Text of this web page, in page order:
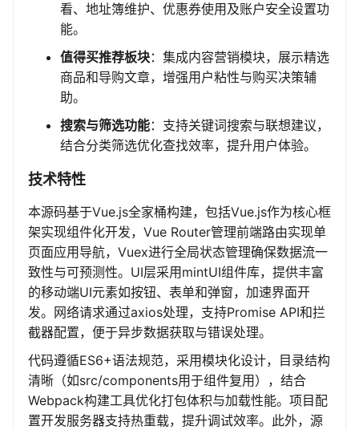
看、地址簿维护、优惠券使用及账户安全设置功
能。
值得买推荐板块：集成内容营销模块，展示精选
商品和导购文章，增强用户粘性与购买决策辅
助。
搜索与筛选功能：支持关键词搜索与联想建议，
结合分类筛选优化查找效率，提升用户体验。
技术特性
本源码基于Vue.js全家桶构建，包括Vue.js作为核心框
架实现组件化开发，Vue Router管理前端路由实现单
页面应用导航，Vuex进行全局状态管理确保数据流一
致性与可预测性。UI层采用mintUI组件库，提供丰富
的移动端UI元素如按钮、表单和弹窗，加速界面开
发。网络请求通过axios处理，支持Promise API和拦
截器配置，便于异步数据获取与错误处理。
代码遵循ES6+语法规范，采用模块化设计，目录结构
清晰（如src/components用于组件复用），结合
Webpack构建工具优化打包体积与加载性能。项目配
置开发服务器支持热重载，提升调试效率。此外，源